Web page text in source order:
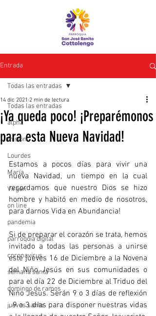
Entrada
Todas las entradas
alpha
misión
Lourdes
María
Virgen
on line
pandemia
parroquia digital
coronavirus
semana santa
domingo de ramos
jueves santo
Todas las entradas
¡Ya queda poco! ¡Preparémonos
para esta Nueva Navidad!
14 dic 2021 2 min de lectura
Estamos a pocos días para vivir una
nueva Navidad, un tiempo en la cual
recordamos que nuestro Dios se hizo
hombre y habitó en medio de nosotros,
para darnos Vida en Abundancia!
Si de preparar el corazón se trata, hemos
invitado a todas las personas a unirse
este jueves 16 de Diciembre a la Novena
del Niño Jesús en sus comunidades o
para el día 22 de Diciembre al Triduo del
Niño Jesús. Serán 9 o 3 días de reflexión
, 9 o 3 días para disponer nuestras vidas